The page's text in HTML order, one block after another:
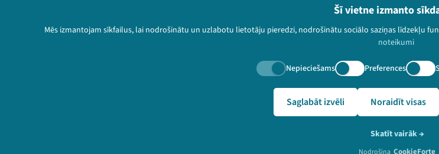
Šī vietne izmanto
Mēs izmantojam sīkfailus, lai nodrošinātu un uzlabotu lietotāju pieredzi, nodrošinātu sociālo saziņas līdzekļu
noteikumi
Nepieciešams Preferences
Saglabāt izvēli Noraidīt visas
Skatīt vairāk→
Nodrošina CookieForte
Privātuma politika
Lietošanas noteikumi un sīkdatņu politika
© 2026 Sarunu festivāls LAMPA Visas tiesības paturētas.
🔗 https://festivalslampa.lv/lv/video-arhivs/